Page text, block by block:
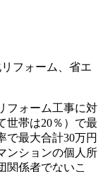
フォーム、省エ
フォーム工事に対
世帯は20％）で最
で最大合計30万円
ンションの個人所
関係者でないこ